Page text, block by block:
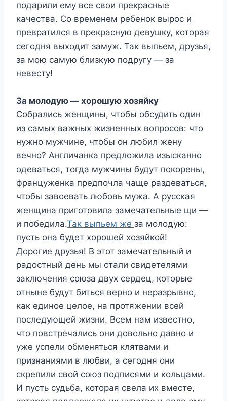
подарили ему все свои прекрасные
качества. Со временем ребенок вырос и
превратился в прекрасную девушку, которая
сегодня выходит замуж. Так выпьем, друзья,
за мою самую близкую подругу — за
невесту!
За молодую — хорошую хозяйку
Собрались женщины, чтобы обсудить один
из самых важных жизненных вопросов: что
нужно мужчине, чтобы он любил жену
вечно? Англичанка предложила изысканно
одеваться, тогда мужчины будут покорены,
француженка предпочла чаще раздеваться,
чтобы завоевать любовь мужа. А русская
женщина приготовила замечательные щи —
и победила.Так выпьем же за молодую:
пусть она будет хорошей хозяйкой!
Дорогие друзья! В этот замечательный и
радостный день мы стали свидетелями
заключения союза двух сердец, которые
отныне будут биться верно и неразрывно,
как единое целое, на протяжении всей
последующей жизни. Всем нам известно,
что повстречались они довольно давно и
уже успели обменяться клятвами и
признаниями в любви, а сегодня они
скрепили свой союз подписями и кольцами.
И пусть судьба, которая свела их вместе,